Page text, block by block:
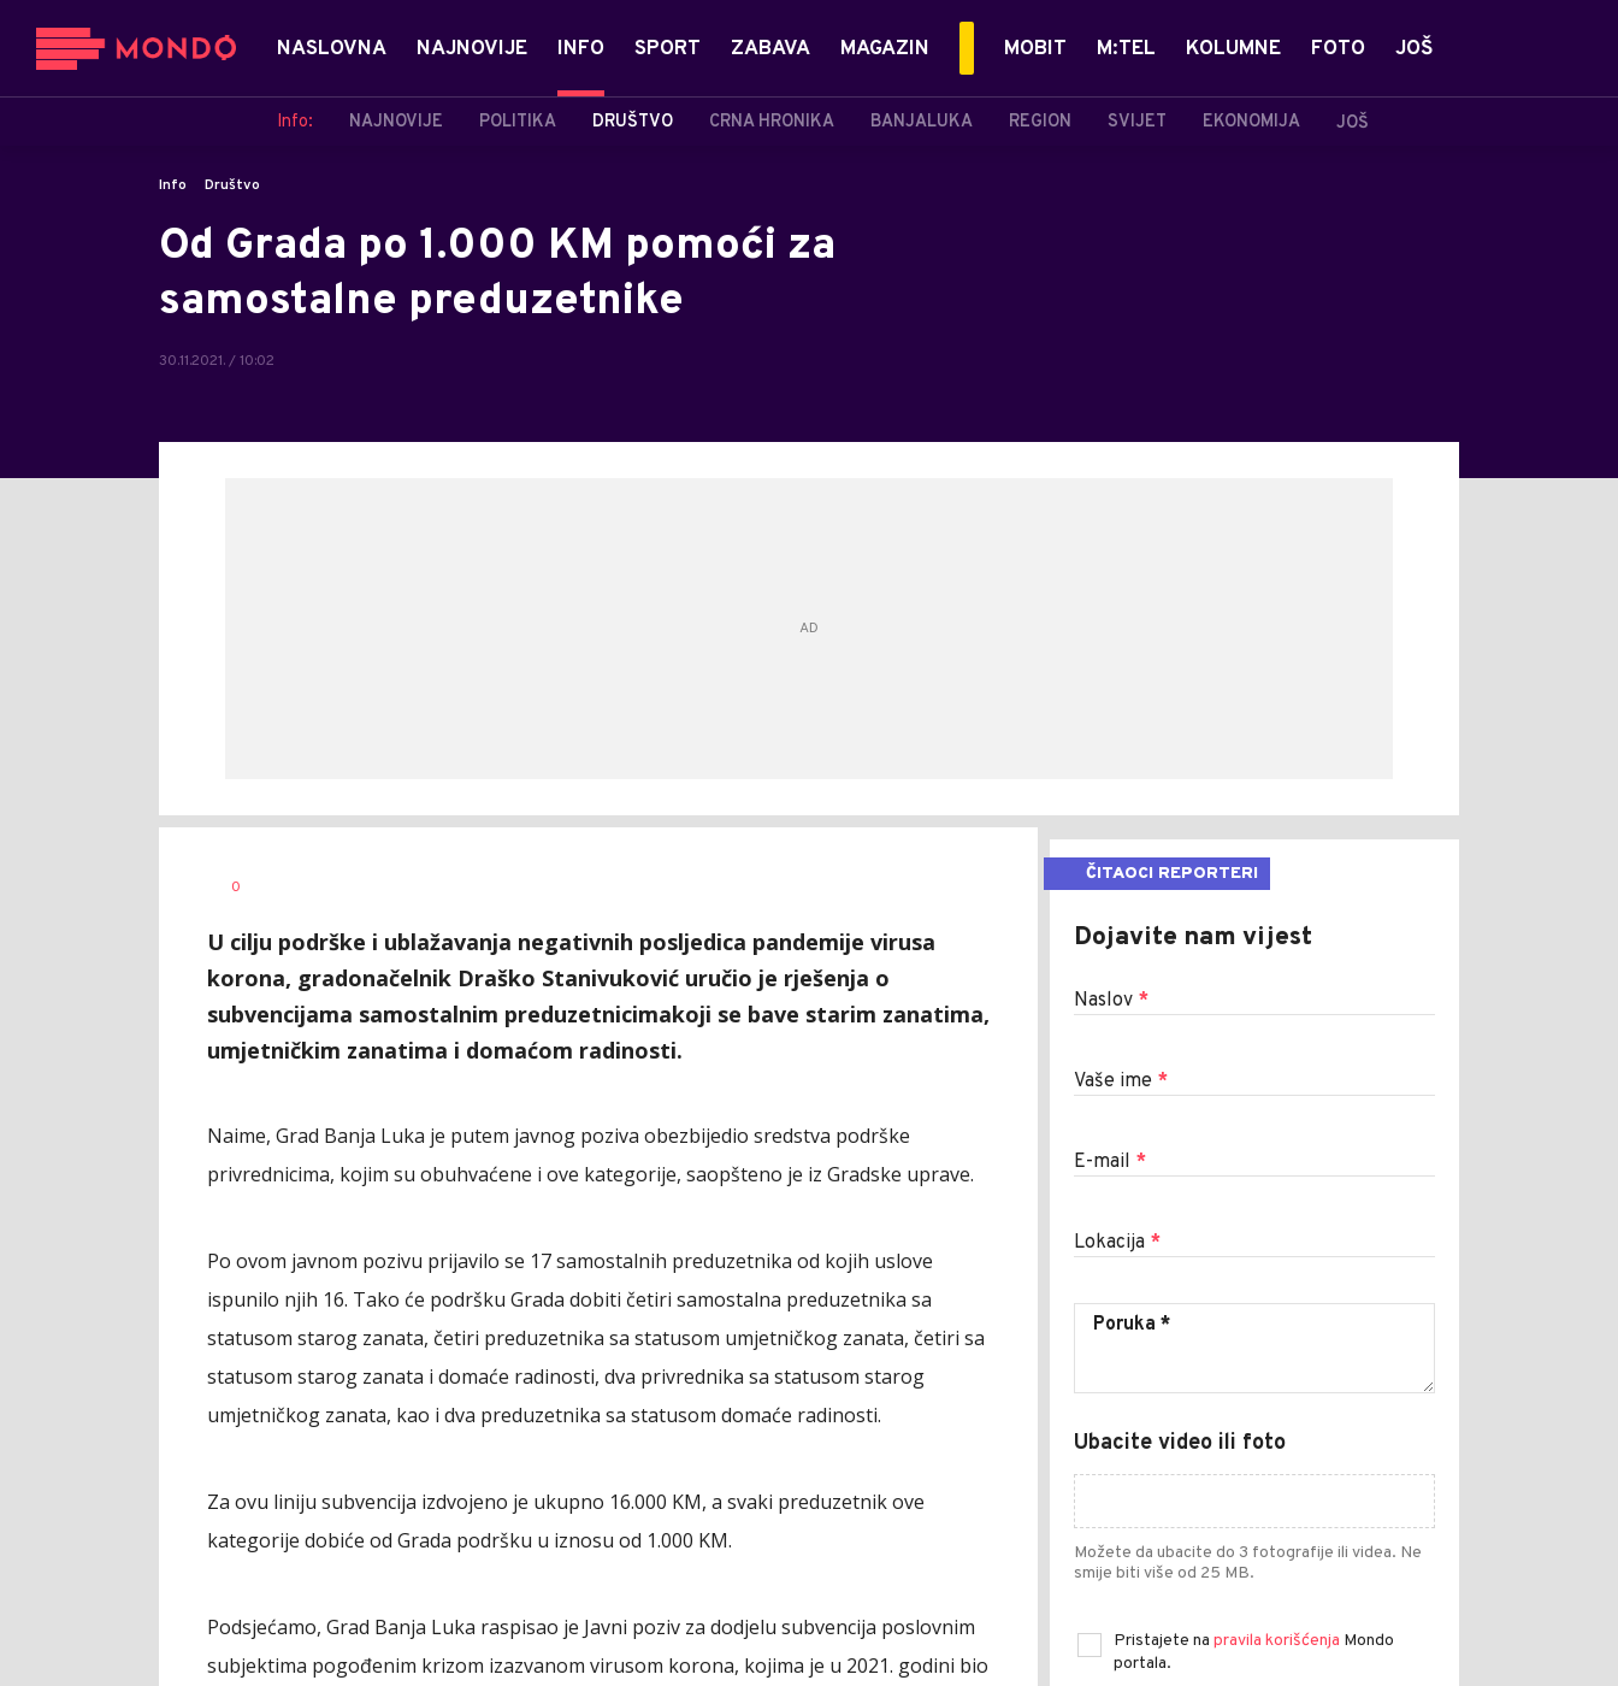
NASLOVNA NAJNOVIJE INFO
Info: NAJNOVIJE POLITIKA DRUŠTVO CRNA HRONIKA BANJALUKA REGION SVIJET EKONOMIJA JOŠ
SPORT ZABAVA MAGAZIN MOBIT M:TEL KOLUMNE FOTO JOŠ
Info Društvo
Od Grada po 1.000 KM pomoći za
samostalne preduzetnike
30.11.2021. / 10:02
AUTOR
0
U cilju podrške i ublažavanja negativnih posljedica pandemije virusa
korona, gradonačelnik Draško Stanivuković uručio je rješenja o
subvencijama samostalnim preduzetnicimakoji se bave starim zanatima,
umjetničkim zanatima i domaćom radinosti.
Naime, Grad Banja Luka je putem javnog poziva obezbijedio sredstva podrške
privrednicima, kojim su obuhvaćene i ove kategorije, saopšteno je iz Gradske uprave.
Po ovom javnom pozivu prijavilo se 17 samostalnih preduzetnika od kojih uslove
ispunilo njih 16. Tako će podršku Grada dobiti četiri samostalna preduzetnika sa
statusom starog zanata, četiri preduzetnika sa statusom umjetničkog zanata, četiri sa
statusom starog zanata i domaće radinosti, dva privrednika sa statusom starog
umjetničkog zanata, kao i dva preduzetnika sa statusom domaće radinosti.
Za ovu liniju subvencija izdvojeno je ukupno 16.000 KM, a svaki preduzetnik ove
kategorije dobiće od Grada podršku u iznosu od 1.000 KM.
Podsjećamo, Grad Banja Luka raspisao je Javni poziv za dodjelu subvencija poslovnim
subjektima pogođenim krizom izazvanom virusom korona, kojima je u 2021. godini bio
ČITAOCI REPORTERI
Dojavite nam vijest
Naslov *
Vaše ime *
E-mail *
Lokacija *
Ubacite video ili foto
Možete da ubacite do 3 fotografije ili videa. Ne
smije biti više od 25 MB.
Pristajete na pravila korišćenja Mondo
portala.